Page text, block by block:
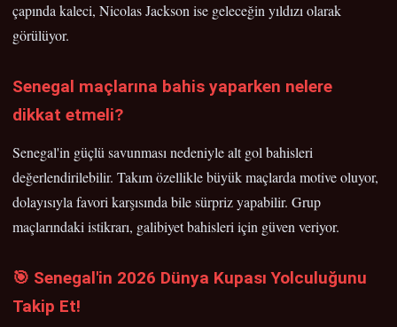
çapında kaleci, Nicolas Jackson ise geleceğin yıldızı olarak
görülüyor.
Senegal maçlarına bahis yaparken nelere
dikkat etmeli?
Senegal'in güçlü savunması nedeniyle alt gol bahisleri
değerlendirilebilir. Takım özellikle büyük maçlarda motive oluyor,
dolayısıyla favori karşısında bile sürpriz yapabilir. Grup
maçlarındaki istikrarı, galibiyet bahisleri için güven veriyor.
🎯 Senegal'in 2026 Dünya Kupası Yolculuğunu
Takip Et!